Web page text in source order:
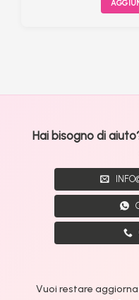
Hai bisogno di
Vuoi restare